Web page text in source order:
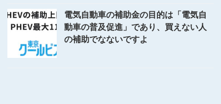
電気自動車の補助金の目的は「電気自
動車の普及促進」であり、買えない人
の補助でなないですよ